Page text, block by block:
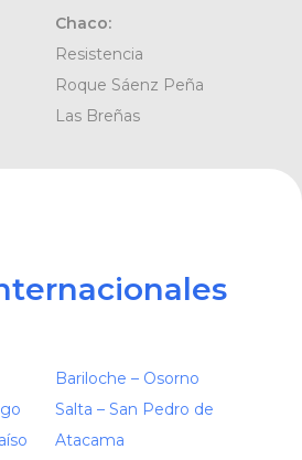
Chaco:
Resistencia
Roque Sáenz Peña
Las Breñas
Bariloche – Osorno
Salta – San Pedro de
Atacama